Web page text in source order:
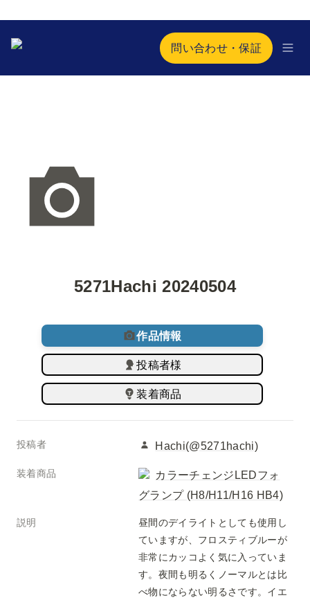
問い合わせ・保証
5271Hachi 20240504
作品情報
投稿者様
装着商品
投稿者 Hachi(@5271hachi)
装着商品
カラーチェンジLEDフォ
グランプ (H8/H11/H16 HB4)
説明
昼間のデイライトとしても使用し
ていますが、フロスティブルーが
非常にカッコよく気に入っていま
す。夜間も明るくノーマルとは比
べ物にならない明るさです。イエ